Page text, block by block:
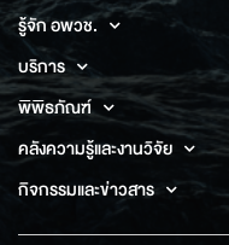
รู้จัก อพวช.
บริการ
พิพิธภัณฑ์
คลังความรู้และงานวิจัย
กิจกรรมและข่าวสาร